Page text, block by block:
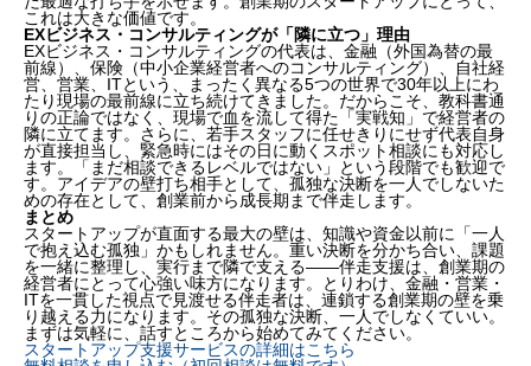
これは大きな価値です。
EXビジネス・コンサルティングが「隣に立つ」理由
EXビジネス・コンサルティングの代表は、金融（外国為替の最
前線）、保険（中小企業経営者へのコンサルティング）、自社経
営、営業、ITという、まったく異なる5つの世界で30年以上にわ
たり現場の最前線に立ち続けてきました。だからこそ、教科書通
りの正論ではなく、現場で血を流して得た「実戦知」で経営者の
隣に立てます。さらに、若手スタッフに任せきりにせず代表自身
が直接担当し、緊急時にはその日に動くスポット相談にも対応し
ます。「まだ相談できるレベルではない」という段階でも歓迎で
す。アイデアの壁打ち相手として、孤独な決断を一人でしないた
めの存在として、創業前から成長期まで伴走します。
まとめ
スタートアップが直面する最大の壁は、知識や資金以前に「一人
で抱え込む孤独」かもしれません。重い決断を分かち合い、課題
を一緒に整理し、実行まで隣で支える——伴走支援は、創業期の
経営者にとって心強い味方になります。とりわけ、金融・営業・
ITを一貫した視点で見渡せる伴走者は、連鎖する創業期の壁を乗
り越える力になります。その孤独な決断、一人でしなくていい。
まずは気軽に、話すところから始めてみてください。
スタートアップ支援サービスの詳細はこちら